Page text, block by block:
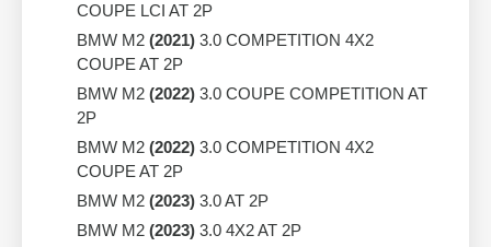
COUPE LCI AT 2P
BMW M2 (2021) 3.0 COMPETITION 4X2
COUPE AT 2P
BMW M2 (2022) 3.0 COUPE COMPETITION AT
2P
BMW M2 (2022) 3.0 COMPETITION 4X2
COUPE AT 2P
BMW M2 (2023) 3.0 AT 2P
BMW M2 (2023) 3.0 4X2 AT 2P